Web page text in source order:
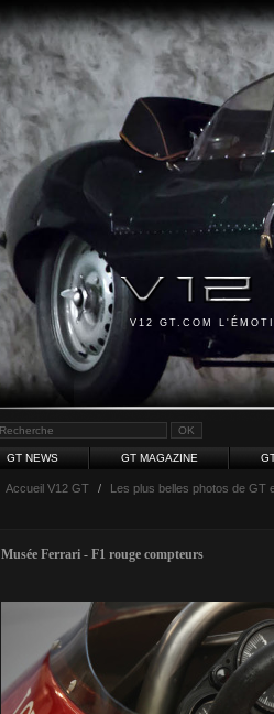
V12 GT.COM
GT NEWS GT MAGAZINE
Accueil V12 GT / Les plus belles photos de GT
Musée Ferrari - F1 rouge compteurs